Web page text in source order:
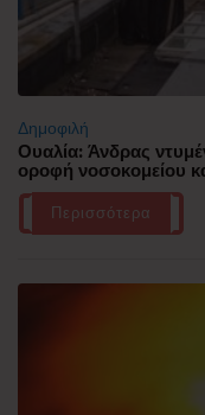
Δημοφιλή
Ουαλία: Άνδρας
οροφή νοσοκομείου
Περισσότερα